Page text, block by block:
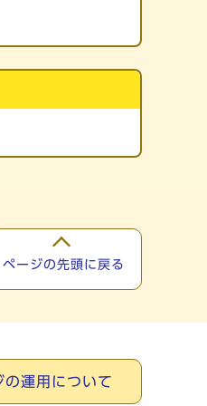
ページの先頭に戻る
の運用について